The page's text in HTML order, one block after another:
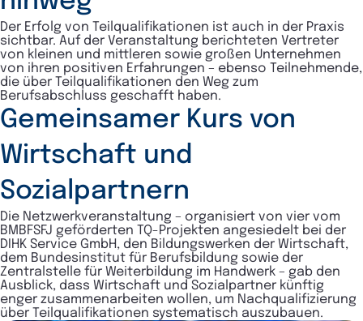
Der Erfolg von Teilqualifikationen ist auch in der Praxis
sichtbar. Auf der Veranstaltung berichteten Vertreter
von kleinen und mittleren sowie großen Unternehmen
von ihren positiven Erfahrungen – ebenso Teilnehmende,
die über Teilqualifikationen den Weg zum
Berufsabschluss geschafft haben.
Gemeinsamer Kurs von
Wirtschaft und
Sozialpartnern
Die Netzwerkveranstaltung – organisiert von vier vom
BMBFSFJ geförderten TQ-Projekten angesiedelt bei der
DIHK Service GmbH, den Bildungswerken der Wirtschaft,
dem Bundesinstitut für Berufsbildung sowie der
Zentralstelle für Weiterbildung im Handwerk – gab den
Ausblick, dass Wirtschaft und Sozialpartner künftig
enger zusammenarbeiten wollen, um Nachqualifizierung
über Teilqualifikationen systematisch auszubauen.